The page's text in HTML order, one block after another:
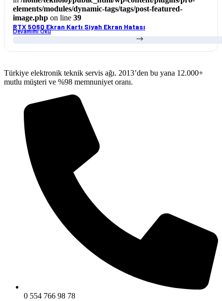
elements/modules/dynamic-tags/tags/post-featured-
image.php on line 39
RTX 5060 Ekran Kartı Siyah Ekran Hatası
Devamımı Oku
Türkiye elektronik teknik servis ağı. 2013’den bu yana 12.000+
mutlu müşteri ve %98 memnuniyet oranı.
0 554 766 98 78